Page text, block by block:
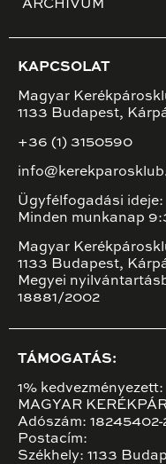
ARCHÍVUM
KAPCSOLAT
Magyar
1133 Budapest,
+36 (1) 3150590
Ügyfélfogadási ideje:
Minden munkanap
Magyar
1133 Budapest,
Megyei
18881/2002
TÁMOGATÁS:
1% kedvezményezett:
MAGYAR
Adószám: 18245402-
Postacím:
Székhely: 1133